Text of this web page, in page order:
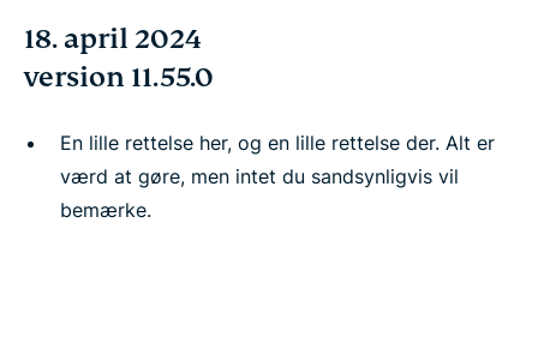
18. april 2024
version 11.55.0
En lille rettelse her, og en lille rettelse der. Alt er
værd at gøre, men intet du sandsynligvis vil
bemærke.